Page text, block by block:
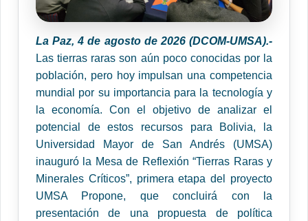
La Paz, 4 de agosto de 2026 (DCOM-UMSA).-
Las tierras raras son aún poco conocidas por la
población, pero hoy impulsan una competencia
mundial por su importancia para la tecnología y
la economía. Con el objetivo de analizar el
potencial de estos recursos para Bolivia, la
Universidad Mayor de San Andrés (UMSA)
inauguró la Mesa de Reflexión “Tierras Raras y
Minerales Críticos”, primera etapa del proyecto
UMSA Propone, que concluirá con la
presentación de una propuesta de política